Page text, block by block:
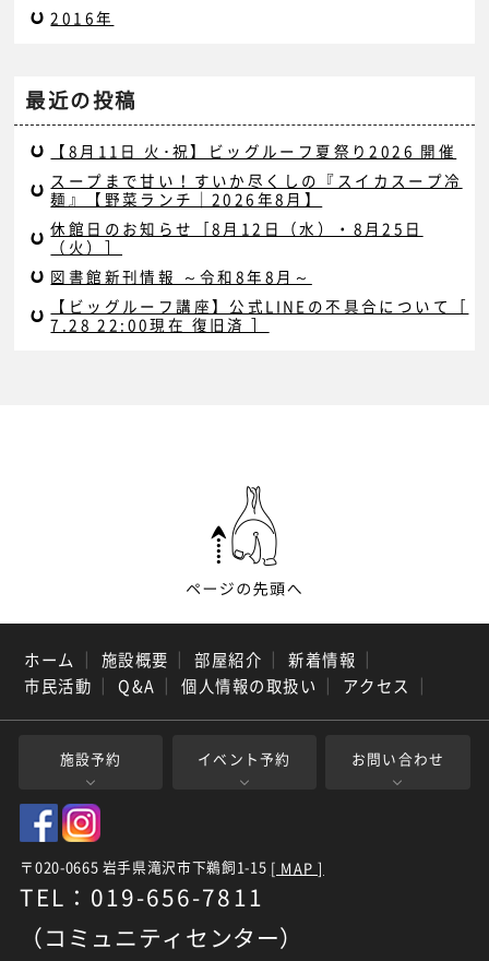
2016年
最近の投稿
【8月11日 火･祝】ビッグルーフ夏祭り2026 開催
スープまで甘い！すいか尽くしの『スイカスープ冷
麺』【野菜ランチ｜2026年8月】
休館日のお知らせ［8月12日（水）・8月25日
（火）］
図書館新刊情報 ～令和8年8月～
【ビッグルーフ講座】公式LINEの不具合について［
7.28 22:00現在 復旧済 ］
ホーム ｜ 施設概要 ｜ 部屋紹介 ｜ 新着情報 ｜
市民活動 ｜ Q&A ｜ 個人情報の取扱い ｜ アクセス ｜
施設予約 イベント予約 お問い合わせ
〒020-0665 岩手県滝沢市下鵜飼1-15 [ MAP ]
TEL：019-656-7811
（コミュニティセンター）